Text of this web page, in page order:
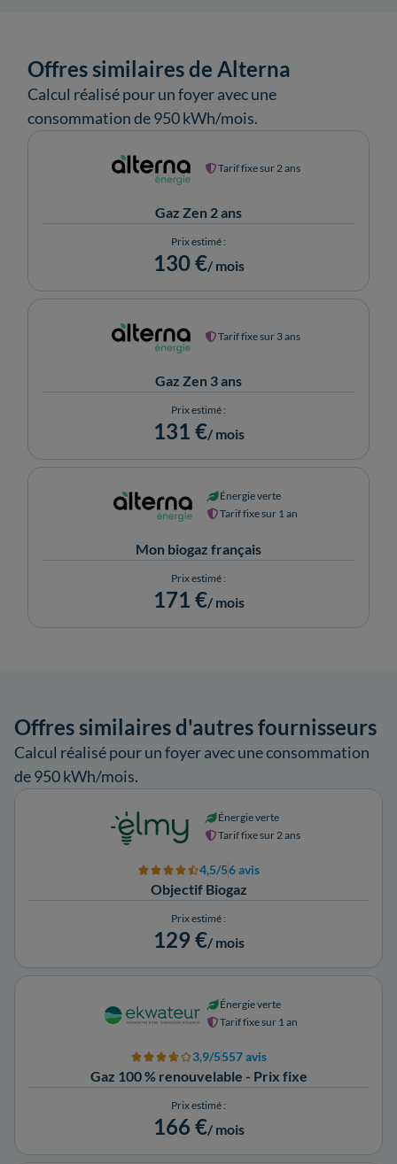
Offres similaires de Alterna
Calcul réalisé pour un foyer avec une
consommation de 950 kWh/mois.
Gaz Zen 2 ans
Tarif fixe sur 2 ans
Prix estimé :
130 €/ mois
Gaz Zen 3 ans
Tarif fixe sur 3 ans
Prix estimé :
131 €/ mois
Mon biogaz français
Énergie verte
Tarif fixe sur 1 an
Prix estimé :
171 €/ mois
Offres similaires d'autres fournisseurs
Calcul réalisé pour un foyer avec une consommation
de 950 kWh/mois.
Objectif Biogaz
Énergie verte
Tarif fixe sur 2 ans
4,5/56 avis
Prix estimé :
129 €/ mois
Gaz 100 % renouvelable - Prix fixe
Énergie verte
Tarif fixe sur 1 an
3,9/5557 avis
Prix estimé :
166 €/ mois